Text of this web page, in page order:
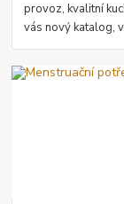
provoz, kvalitní
vás nový katalog,